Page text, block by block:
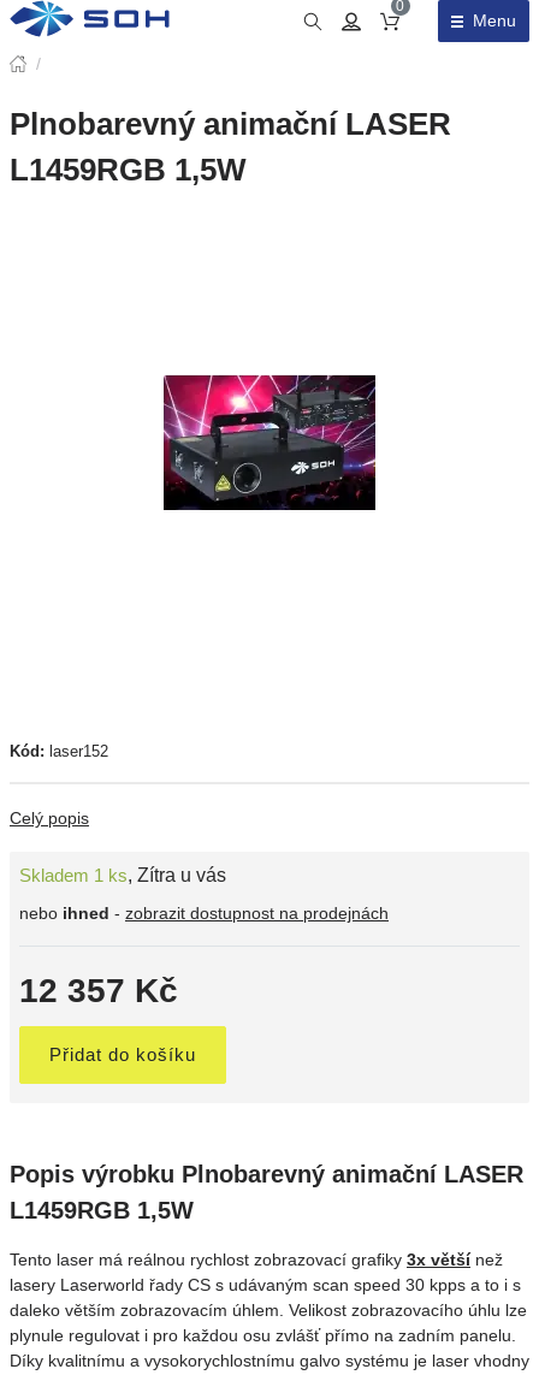
Obsah košíku
0
Menu
/
Plnobarevný animační LASER
L1459RGB 1,5W
Kód: laser152
Celý popis
Skladem 1 ks, Zítra u vás
nebo ihned - zobrazit dostupnost na prodejnách
12 357 Kč
Přidat do košíku
Popis výrobku Plnobarevný animační LASER
L1459RGB 1,5W
Tento laser má reálnou rychlost zobrazovací grafiky 3x většínež
lasery Laserworld řady CS s udávaným scan speed 30 kpps a to i s
daleko větším zobrazovacím úhlem. Velikost zobrazovacího úhlu lze
plynule regulovat i pro každou osu zvlášť přímo na zadním panelu.
Díky kvalitnímu a vysokorychlostnímu galvo systému je laser vhodny